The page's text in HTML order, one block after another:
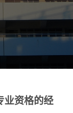
业资格的经